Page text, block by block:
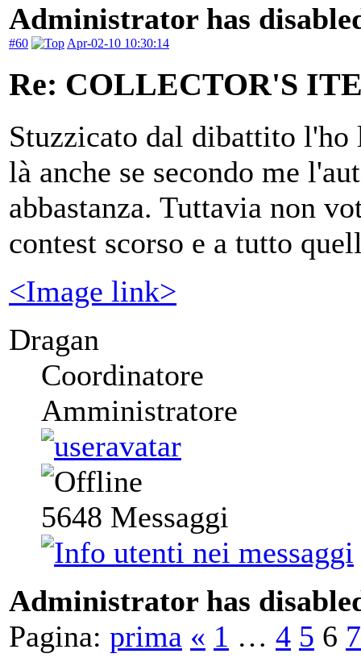
Administrator has
#60 Apr-02-10 10:30:14
Re: COLLECTOR'S
Stuzzicato dal dibattito l'ho
là anche se secondo me
abbastanza. Tuttavia non
contest scorso e a tutto
<Image link>
Dragan
Coordinatore
Amministratore
5648 Messaggi
Administrator has
Pagina: prima « 1 … 4 5 6 7